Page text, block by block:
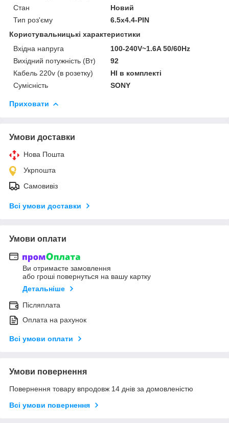
Стан
Новий
Тип роз'єму
6.5х4.4-PIN
Користувальницькі характеристики
Вхідна напруга
100-240V~1.6A 50/60Hz
Вихідний потужність (Вт)
92
Кабель 220v (в розетку)
НІ в комплекті
Сумісність
SONY
Приховати
Умови доставки
Нова Пошта
Укрпошта
Самовивіз
Всі умови доставки
Умови оплати
Ви отримаєте замовлення
або гроші повернуться на вашу картку
Детальніше
Післяплата
Оплата на рахунок
Всі умови оплати
Умови повернення
Повернення товару впродовж 14 днів за домовленістю
Всі умови повернення